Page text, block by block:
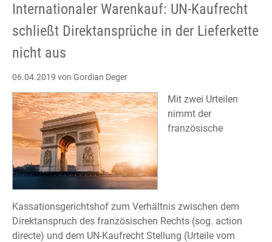
Internationaler Warenkauf: UN-Kaufrecht
schließt Direktansprüche in der Lieferkette
nicht aus
06.04.2019 von Gordian Deger
Mit zwei Urteilen
nimmt der
französische
Kassationsgerichtshof zum Verhältnis zwischen dem
Direktanspruch des französischen Rechts (sog. action
directe) und dem UN-Kaufrecht Stellung (Urteile vom